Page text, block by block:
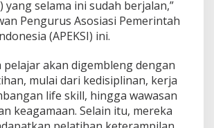
yang selama ini sudah berjalan,”
Pengurus Asosiasi Pemerintah
(APEKSI) ini.
pelajar akan digembleng dengan
mulai dari kedisiplinan, kerja
life skill, hingga wawasan
keagamaan. Selain itu, mereka